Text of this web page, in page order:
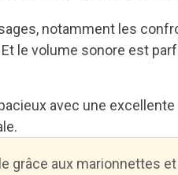
notamment les
le volume sonore est
avec une
grâce aux marionnettes